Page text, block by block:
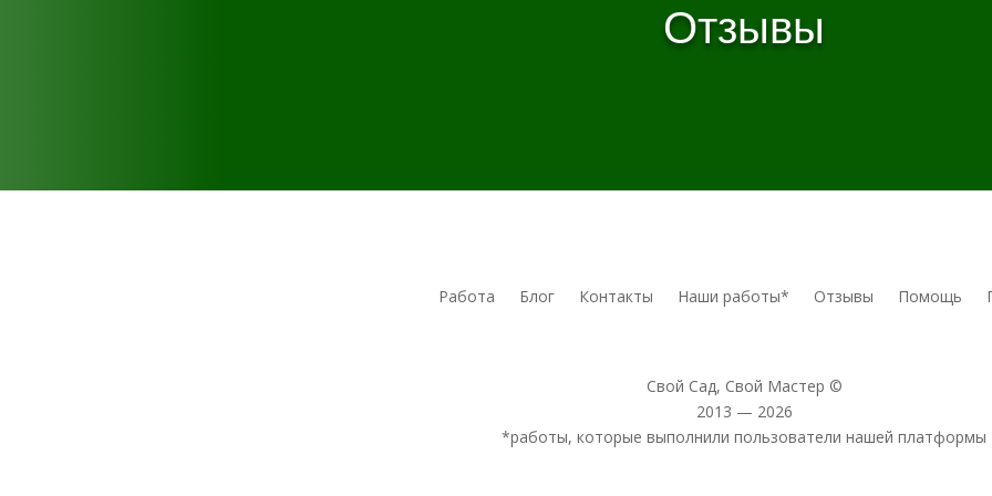
Отзывы
Работа Блог Контакты Наши работы* Отзывы Помощь
Свой Сад, Свой Мастер ©
2013 — 2026
*работы, которые выполнили пользователи нашей платформы